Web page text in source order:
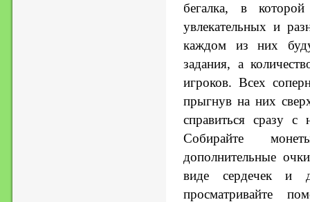
бегалка, в
увлекательных и
каждом из них
задания, а
игроков. Всех
прыгнув на них
справиться сразу с
Собирайте
дополнительные
виде сердечек и
просматривайте